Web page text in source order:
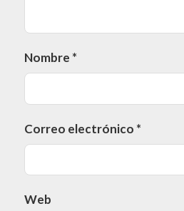
Nombre *
Correo electrónico *
Web